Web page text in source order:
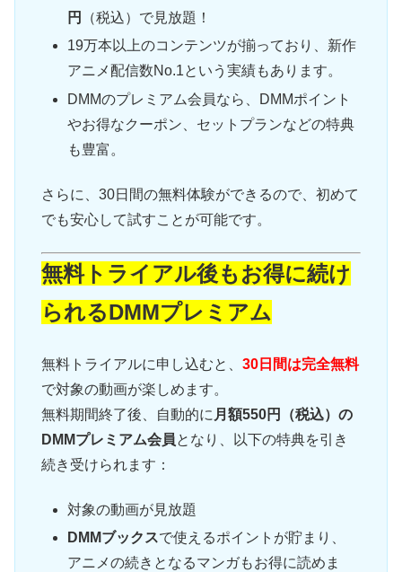
円
（税込）で見放題！
19万本以上のコンテンツが揃っており、新作
アニメ配信数No.1という実績もあります。
DMMのプレミアム会員なら、DMMポイント
やお得なクーポン、セットプランなどの特典
も豊富。
さらに、30日間の無料体験ができるので、初めて
でも安心して試すことが可能です。
無料トライアル後もお得に続け
られるDMMプレミアム
無料トライアルに申し込むと、 30日間は完全無料
で対象の動画が楽しめます。
無料期間終了後、自動的に 月額550円（税込）の
DMMプレミアム会員となり、以下の特典を引き
続き受けられます：
対象の動画が見放題
DMMブックスで使えるポイントが貯まり、
アニメの続きとなるマンガもお得に読めま